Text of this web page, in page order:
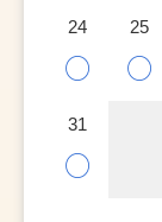
24
○
25
○
31
○